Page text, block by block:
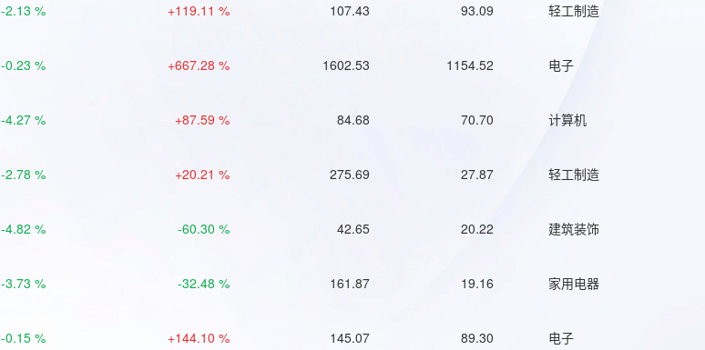
-2.13 % +119.11 % 107.43 93.09 轻工制造
-0.23 % +667.28 % 1602.53 1154.52 电子
-4.27 % +87.59 % 84.68 70.70 计算机
-2.78 % +20.21 % 275.69 27.87 轻工制造
-4.82 % -60.30 % 42.65 20.22 建筑装饰
-3.73 % -32.48 % 161.87 19.16 家用电器
-0.15 % +144.10 % 145.07 89.30 电子